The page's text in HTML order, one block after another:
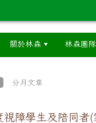
關於林森 林森團隊
分月文章
視障學生及陪同者